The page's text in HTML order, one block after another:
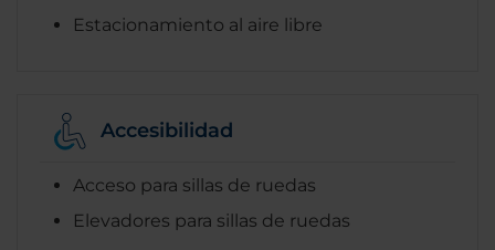
Estacionamiento al aire libre
Accesibilidad
Acceso para sillas de ruedas
Elevadores para sillas de ruedas